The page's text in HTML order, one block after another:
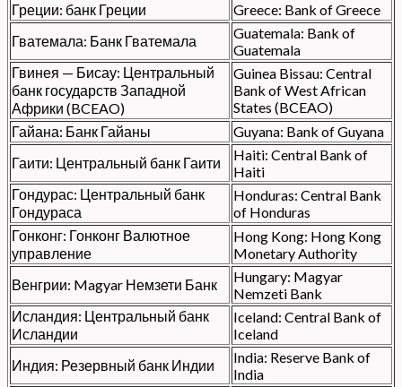
Греции: банк Греции
Greece: Bank of Greece
Гватемала: Банк Гватемала
Guatemala: Bank of
Guatemala
Гвинея — Бисау: Центральный
банк государств Западной
Африки (BCEAO)
Guinea Bissau: Central
Bank of West African
States (BCEAO)
Гайана: Банк Гайаны
Guyana: Bank of Guyana
Гаити: Центральный банк Гаити
Haiti: Central Bank of
Haiti
Гондурас: Центральный банк
Гондураса
Honduras: Central Bank
of Honduras
Гонконг: Гонконг Валютное
управление
Hong Kong: Hong Kong
Monetary Authority
Венгрии: Magyar Немзети Банк
Hungary: Magyar
Nemzeti Bank
Исландия: Центральный банк
Исландии
Iceland: Central Bank of
Iceland
Индия: Резервный банк Индии
India: Reserve Bank of
India